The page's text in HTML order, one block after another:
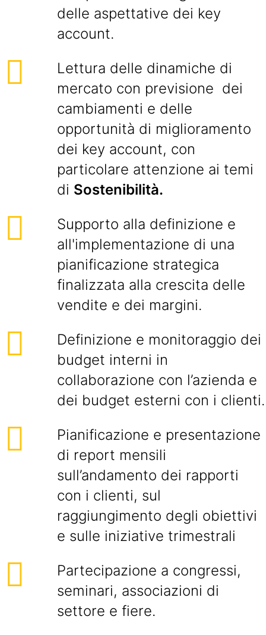
delle aspettative dei key
account.
Lettura delle dinamiche di
mercato con previsione dei
cambiamenti e delle
opportunità di miglioramento
dei key account, con
particolare attenzione ai temi
di Sostenibilità.
Supporto alla definizione e
all'implementazione di una
pianificazione strategica
finalizzata alla crescita delle
vendite e dei margini.
Definizione e monitoraggio dei
budget interni in
collaborazione con l’azienda e
dei budget esterni con i clienti.
Pianificazione e presentazione
di report mensili
sull’andamento dei rapporti
con i clienti, sul
raggiungimento degli obiettivi
e sulle iniziative trimestrali
Partecipazione a congressi,
seminari, associazioni di
settore e fiere.